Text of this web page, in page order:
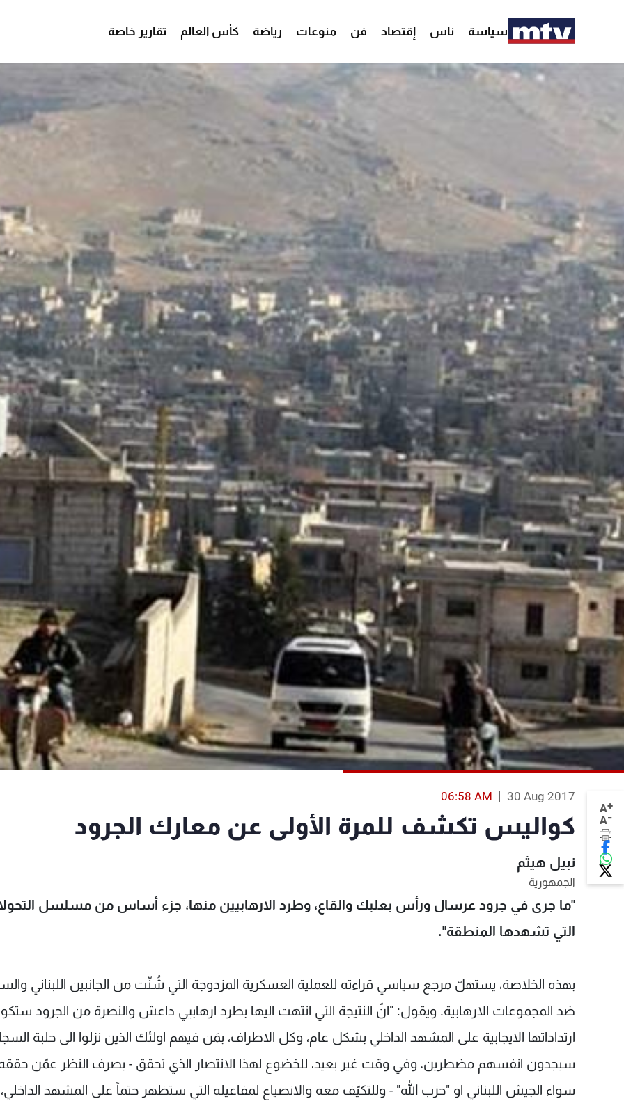
سياسة ناس إقتصاد فن منوعات رياضة كأس العالم تقارير خاصة
A+
A-
30 Aug 2017
06:58 AM
كواليس تكشف للمرة الأولى عن معارك الجرود
نبيل هيثم
الجمهورية
"ما جرى في جرود عرسال ورأس بعلبك والقاع، وطرد الارهابيين منها، جزء أساس من مسلسل
التي تشهدها المنطقة".
بهذه الخلاصة، يستهلّ مرجع سياسي قراءته للعملية العسكرية المزدوجة التي شُنّت من الجانبين اللبناني
ضد المجموعات الارهابية. ويقول: "انّ النتيجة التي انتهت اليها بطرد ارهابيي داعش والنصرة من الجرود
ارتداداتها الايجابية على المشهد الداخلي بشكل عام، وكل الاطراف، بمَن فيهم اولئك الذين نزلوا الى حلبة
سيجدون انفسهم مضطرين، وفي وقت غير بعيد، للخضوع لهذا الانتصار الذي تحقق - بصرف النظر عمّن
سواء الجيش اللبناني او "حزب الله" - وللتكيّف معه والانصياع لمفاعيله التي ستظهر حتماً على المشهد